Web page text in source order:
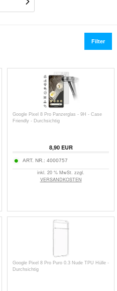
Filter
Google Pixel 8 Pro Panzerglas - 9H - Case
Friendly - Durchsichtig
8,90EUR
ART. NR.: 4000757
inkl. 20 % MwSt. zzgl.
VERSANDKOSTEN
Google Pixel 8 Pro Puro 0.3 Nude TPU Hülle -
Durchsichtig